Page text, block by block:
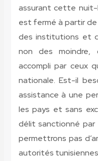
assurant cette nuit-
est fermé à partir de
des institutions et
non des moindre,
accompli par ceux
nationale. Est-il
assistance à une
les pays et sans
délit sanctionné par
permettrons pas
autorités